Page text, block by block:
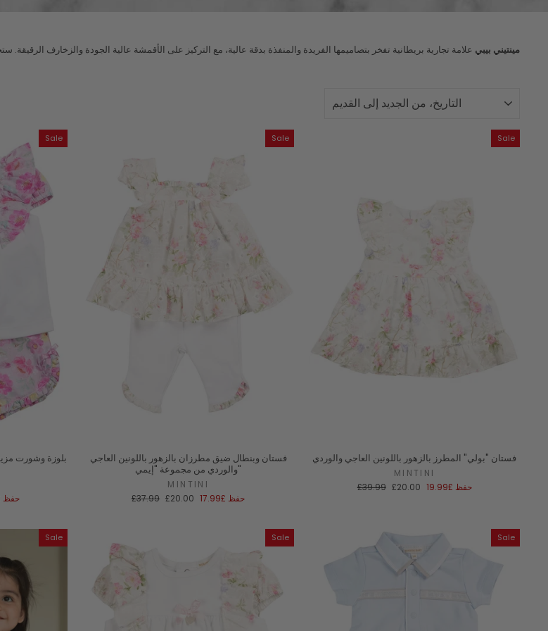
مينتيني بيبي علامة تجارية بريطانية تفخر بتصاميمها الفريدة والمنفذة بدقة عالية، مع التركيز على الأقمشة عالية الجودة والزخارف الرقيقة.
Sale
بلوزة وشورت
حفظ
Sale
فستان وبنطال ضيق مطرزان بالزهور باللونين العاجي
والوردي من مجموعة "إيمي"
MINTINI
السعر
£37.99 سعر
£20.00 حفظ £17.99
Sale
فستان "بولي" المطرز بالزهور باللونين العاجي والوردي
MINTINI
السعر
£39.99 سعر
£20.00 حفظ £19.99
Sale Sale Sale